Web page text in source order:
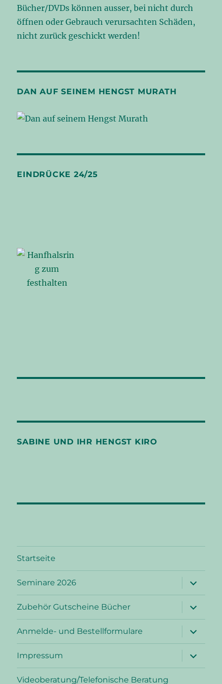
Bücher/DVDs können ausser, bei nicht durch
öffnen oder Gebrauch verursachten Schäden,
nicht zurück geschickt werden!
DAN AUF SEINEM HENGST MURATH
EINDRÜCKE 24/25
SABINE UND IHR HENGST KIRO
Startseite
Seminare 2026
öffnen
Zubehör Gutscheine Bücher
öffnen
Anmelde- und Bestellformulare
öffnen
Impressum
öffnen
Videoberatung/Telefonische Beratung